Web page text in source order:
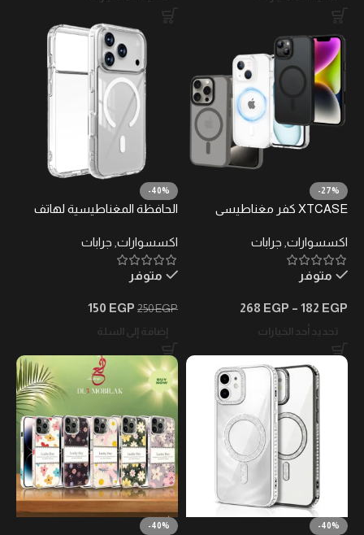
-27%
XTCASE كفر مغناطيسي
اكسسوارات جرابات
متوفر
182 EGP
–
268 EGP
تحديد أحد الخيارات
-40%
الحافظة المغناطيسية لهاتف
متوافقة مع MagSafe
اكسسوارات جرابات
متوفر
250EGP
150 EGP
إضافة إلى السلة
-40%
-40%